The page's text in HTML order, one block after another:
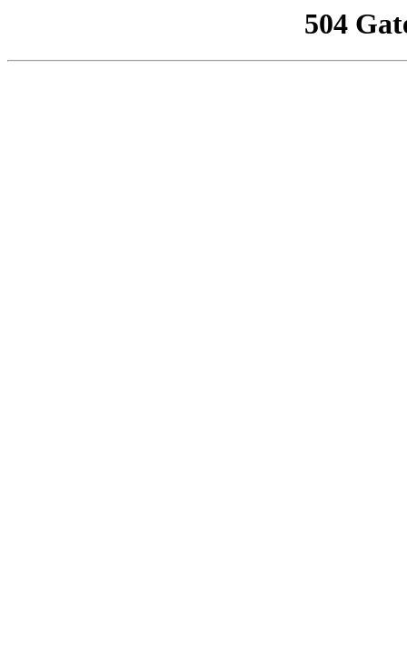
504